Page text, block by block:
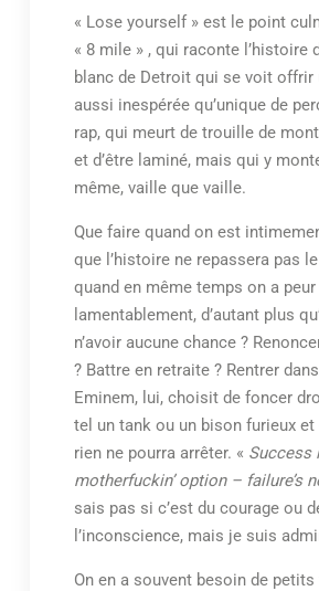
« Lose yourself » est le point
« 8 mile » , qui raconte l’histoire
blanc de Detroit qui se voit offrir
aussi inespérée qu’unique de
rap, qui meurt de trouille de
et d’être laminé, mais qui y
même, vaille que vaille.
Que faire quand on est
que l’histoire ne repassera pas
quand en même temps on a peur
lamentablement, d’autant plus
n’avoir aucune chance ?
? Battre en retraite ? Rentrer
Eminem, lui, choisit de foncer
tel un tank ou un bison furieux et
rien ne pourra arrêter. « Success
motherfuckin’ option – failure’s
sais pas si c’est du courage ou
l’inconscience, mais je suis
On en a souvent besoin de